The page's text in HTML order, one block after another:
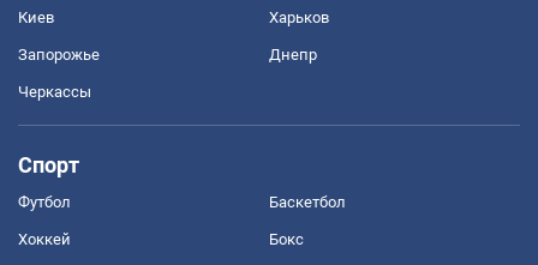
Киев Харьков
Запорожье Днепр
Черкассы
Спорт
Футбол Баскетбол
Хоккей Бокс